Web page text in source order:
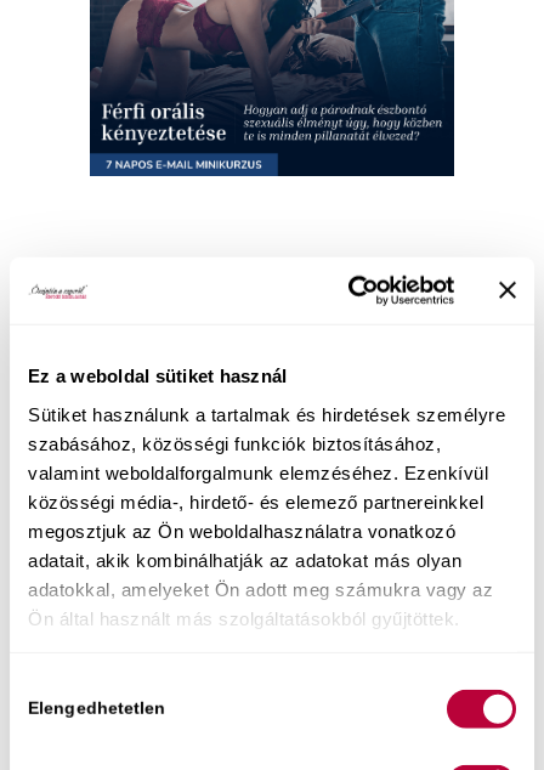
Ez a weboldal sütiket használ
Sütiket használunk a tartalmak és hirdetések személyre
szabásához, közösségi funkciók biztosításához,
valamint weboldalforgalmunk elemzéséhez. Ezenkívül
közösségi média-, hirdető- és elemező partnereinkkel
megosztjuk az Ön weboldalhasználatra vonatkozó
adatait, akik kombinálhatják az adatokat más olyan
adatokkal, amelyeket Ön adott meg számukra vagy az
Ön által használt más szolgáltatásokból gyűjtöttek.
kiválasztása
Elengedhetetlen
Hogyan válhat (újra) forróvá a hálószoba
akkor is, ha az egyik félnek “sosincs” kedve az
te és a társadvággyal teli, boldog, tartós
szeretettel várlak online előadásomon!